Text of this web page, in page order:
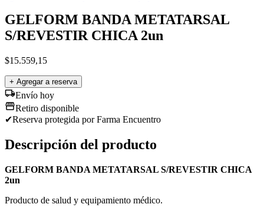
GELFORM BANDA METATARSAL
S/REVESTIR CHICA 2un
$15.559,15
+ Agregar a reserva
Envío hoy
Retiro disponible
✔Reserva protegida por Farma Encuentro
Descripción del producto
GELFORM BANDA METATARSAL S/REVESTIR CHICA
2un
Producto de salud y equipamiento médico.